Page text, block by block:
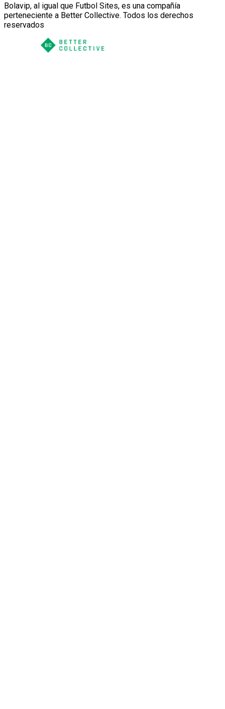
Bolavip, al igual que Futbol Sites, es una compañía
perteneciente a Better Collective. Todos los derechos
reservados